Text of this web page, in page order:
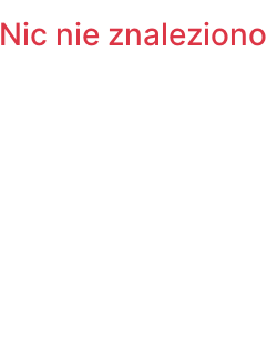
Nic nie znaleziono